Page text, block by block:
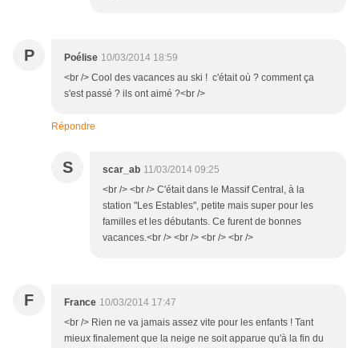
P Poélise 10/03/2014 18:59
<br /> Cool des vacances au ski ! c'était où ? comment ça
s'est passé ? ils ont aimé ?<br />
Répondre
S scar_ab 11/03/2014 09:25
<br /> <br /> C'était dans le Massif Central, à la
station "Les Estables", petite mais super pour les
familles et les débutants. Ce furent de bonnes
vacances.<br /> <br /> <br /> <br />
F France 10/03/2014 17:47
<br /> Rien ne va jamais assez vite pour les enfants ! Tant
mieux finalement que la neige ne soit apparue qu'à la fin du